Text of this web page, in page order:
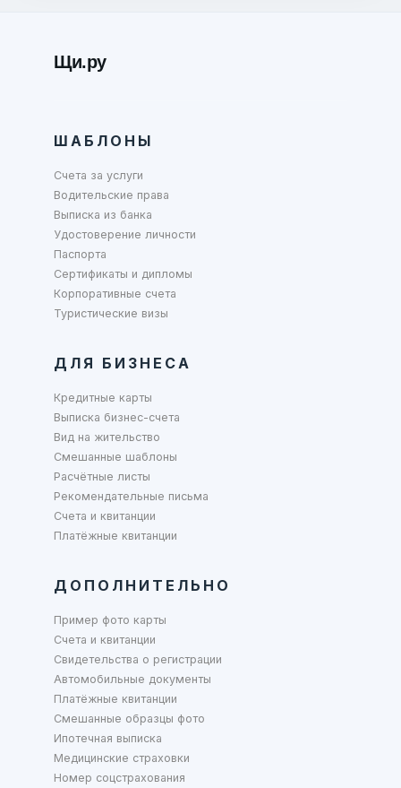
Щи.ру
ШАБЛОНЫ
Счета за услуги
Водительские права
Выписка из банка
Удостоверение личности
Паспорта
Сертификаты и дипломы
Корпоративные счета
Туристические визы
ДЛЯ БИЗНЕСА
Кредитные карты
Выписка бизнес-счета
Вид на жительство
Смешанные шаблоны
Расчётные листы
Рекомендательные письма
Счета и квитанции
Платёжные квитанции
ДОПОЛНИТЕЛЬНО
Пример фото карты
Счета и квитанции
Свидетельства о регистрации
Автомобильные документы
Платёжные квитанции
Смешанные образцы фото
Ипотечная выписка
Медицинские страховки
Номер соцстрахования